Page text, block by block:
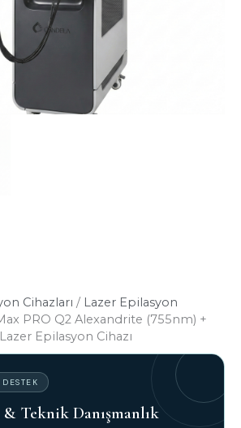
Cihazları / Lazer Epilasyon
PRO Q2 Alexandrite (755nm) +
Epilasyon Cihazı
Teknik Danışmanlık